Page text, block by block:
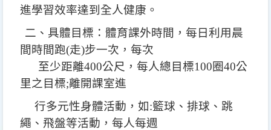
進學習效率達到全人健康。
二、具體目標：體育課外時間，每日利用晨
間時間跑(走)步一次，每次
至少距離400公尺，每人總目標100圈40公
里之目標;離開課室進
行多元性身體活動，如:籃球、排球、跳
繩、飛盤等活動，每人每週